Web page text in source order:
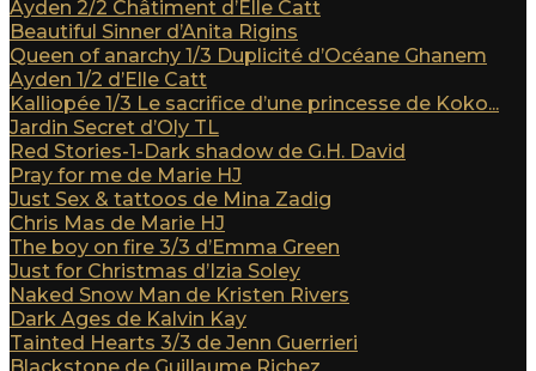
Ayden 2/2 Châtiment d’Elle Catt
Beautiful Sinner d’Anita Rigins
Queen of anarchy 1/3 Duplicité d’Océane Ghanem
Ayden 1/2 d’Elle Catt
Kalliopée 1/3 Le sacrifice d’une princesse de Koko...
Jardin Secret d’Oly TL
Red Stories-1-Dark shadow de G.H. David
Pray for me de Marie HJ
Just Sex & tattoos de Mina Zadig
Chris Mas de Marie HJ
The boy on fire 3/3 d’Emma Green
Just for Christmas d’Izia Soley
Naked Snow Man de Kristen Rivers
Dark Ages de Kalvin Kay
Tainted Hearts 3/3 de Jenn Guerrieri